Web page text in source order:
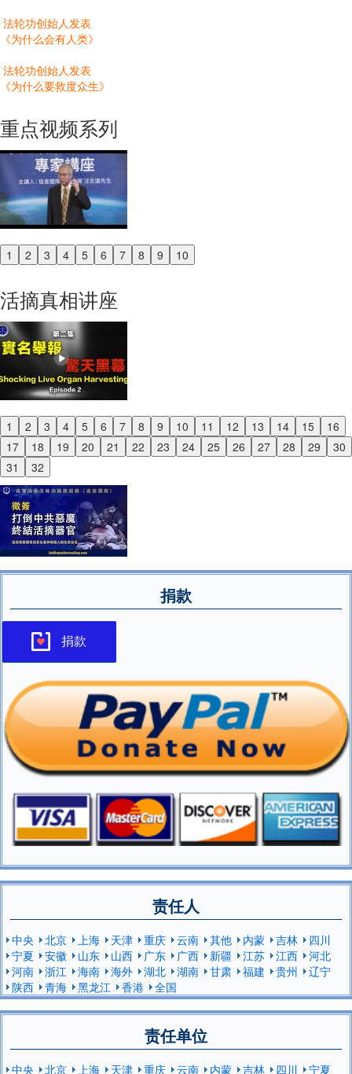
法轮功创始人发表
《为什么会有人类》
法轮功创始人发表
《为什么要救度众生》
重点视频系列
1 2 3 4 5 6 7 8 9 10
Previous
活摘真相讲座
1 2 3 4 5 6 7 8 9 10 11 12 13 14 15
16
17
18 19 20 21 22 23 24 25 26 27 28 29
30
31
32
Previous
Next
捐款
捐款
责任人
中央 北京 上海 天津 重庆 云南 其他 内蒙 吉林
四川
宁夏
安徽 山东 山西 广东 广西 新疆 江苏 江西
河北
河南
浙江 海南 海外 湖北 湖南 甘肃 福建 贵州
辽宁
陕西
青海 黑龙江 香港 全国
责任单位
中央 北京 上海 天津 重庆 云南 内蒙 吉林 四川 宁夏